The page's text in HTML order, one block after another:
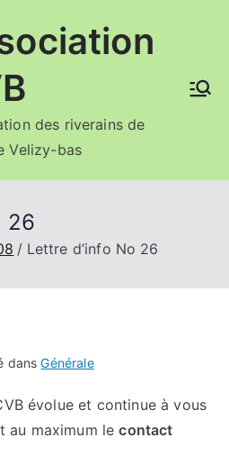
des riverains de
Velizy-bas
26
Lettre d’info No 26
dansGénérale
évolue et continue à vous
au maximum lecontact